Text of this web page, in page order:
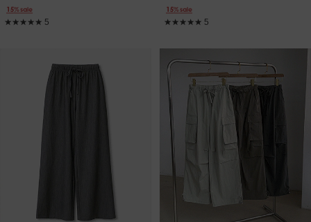
★★★★★ 5 ★★★★★ 5